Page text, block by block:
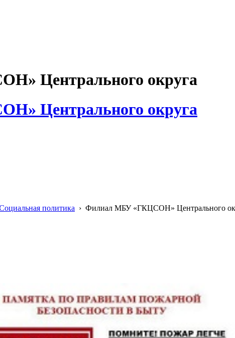
Центрального округа
Центрального округа
политика › Филиал МБУ «ГКЦСОН» Центрального